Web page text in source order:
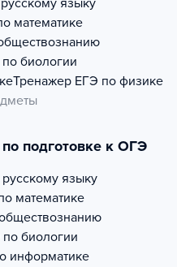
языку
математике
биологии
Тренажер ЕГЭ по физике
подготовке к ОГЭ
языку
математике
биологии
информатике